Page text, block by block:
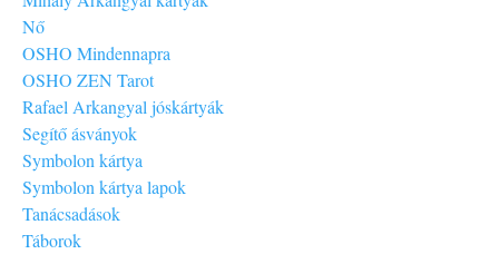
Nő
OSHO Mindennapra
OSHO ZEN Tarot
Rafael Arkangyal jóskártyák
Segítő ásványok
Symbolon kártya
Symbolon kártya lapok
Tanácsadások
Táborok